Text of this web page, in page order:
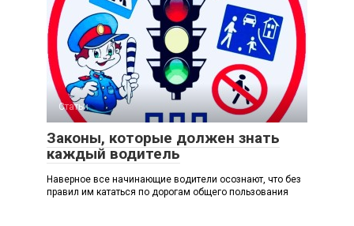
Статьи
Законы, которые должен знать
каждый водитель
Наверное все начинающие водители осознают, что без
правил им кататься по дорогам общего пользования